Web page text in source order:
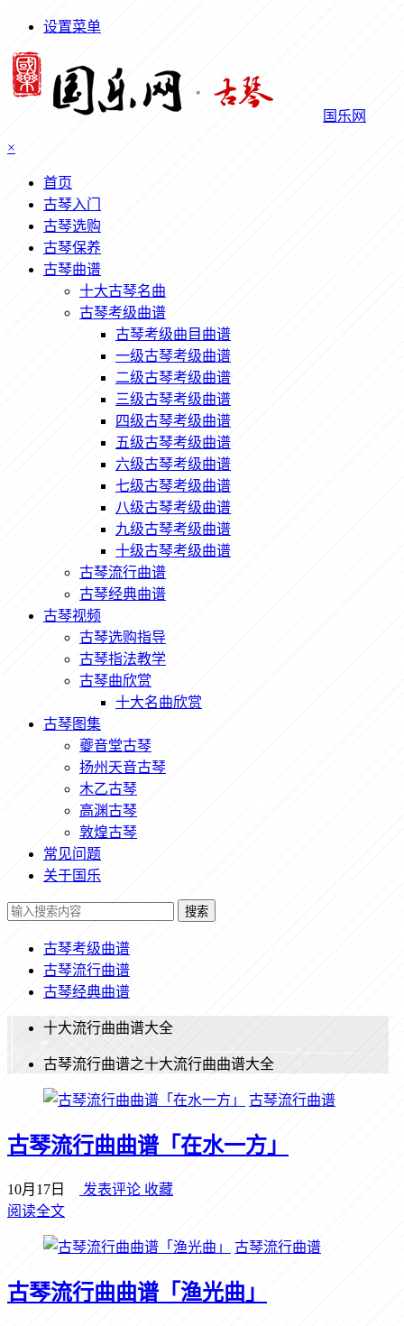
设置菜单
国乐网
×
首页
古琴入门
古琴选购
古琴保养
古琴曲谱
十大古琴名曲
古琴考级曲谱
古琴考级曲目曲谱
一级古琴考级曲谱
二级古琴考级曲谱
三级古琴考级曲谱
四级古琴考级曲谱
五级古琴考级曲谱
六级古琴考级曲谱
七级古琴考级曲谱
八级古琴考级曲谱
九级古琴考级曲谱
十级古琴考级曲谱
古琴流行曲谱
古琴经典曲谱
古琴视频
古琴选购指导
古琴指法教学
古琴曲欣赏
十大名曲欣赏
古琴图集
夔音堂古琴
扬州天音古琴
木乙古琴
高渊古琴
敦煌古琴
常见问题
关于国乐
搜索
古琴考级曲谱
古琴流行曲谱
古琴经典曲谱
十大流行曲曲谱大全
古琴流行曲谱之十大流行曲曲谱大全
古琴流行曲谱
古琴流行曲曲谱「在水一方」
10月17日 发表评论 收藏
阅读全文
古琴流行曲谱
古琴流行曲曲谱「渔光曲」